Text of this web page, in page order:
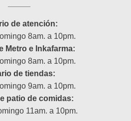
de atención:
8am. a 10pm.
Metro e Inkafarma:
8am. a 10pm.
de tiendas:
9am. a 10pm.
patio de comidas:
11am. a 10pm.